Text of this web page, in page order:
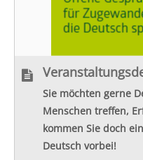
Sie möchten gerne
Menschen treffen,
kommen Sie doch
Deutsch vorbei!